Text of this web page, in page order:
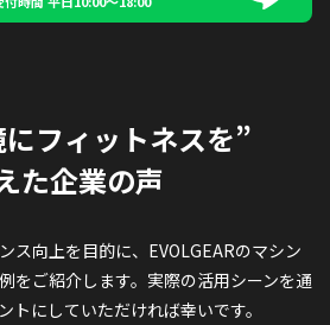
フィットネスを”
た企業の声
ス向上を目的に、EVOLGEARのマシン
をご紹介します。 実際の活用シーンを通
トにしていただければ幸いです。